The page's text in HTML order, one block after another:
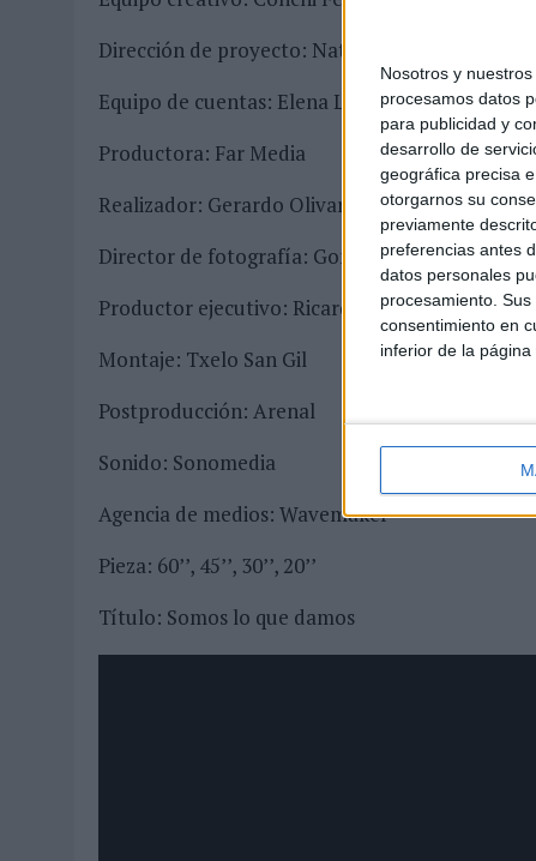
Nosotros y nuestros
procesamos datos
para publicidad y
desarrollo de
geográfica precisa
otorgarnos su
previamente
preferencias antes
datos personales
procesamiento.
consentimiento en
inferior de la página
Dirección de proyecto: Natalia Marín
Equipo de cuentas: Elena Ledo
Productora: Far Media
Realizador: Gerardo Olivares
Director de fotografía: Gonzaga Manso
Productor ejecutivo: Ricardo San Valentín
Montaje: Txelo San Gil
Postproducción: Arenal
Sonido: Sonomedia
Agencia de medios: Wavemaker
Pieza: 60’’, 45’’, 30’’, 20’’
Título: Somos lo que damos